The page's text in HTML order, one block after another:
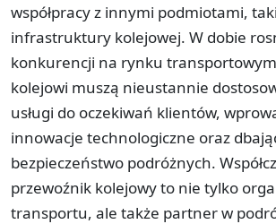
współpracy z innymi podmiotami,
infrastruktury kolejowej. W dobie
konkurencji na rynku
kolejowi muszą nieustannie
usługi do oczekiwań klientów,
innowacje technologiczne oraz
bezpieczeństwo podróżnych.
przewoźnik kolejowy to nie tylko
transportu, ale także partner w